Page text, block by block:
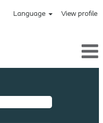
Language View profile